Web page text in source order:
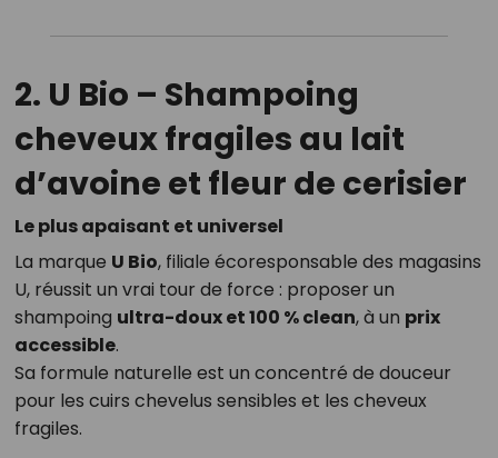
2. U Bio – Shampoing
cheveux fragiles au lait
d’avoine et fleur de cerisier
Le plus apaisant et universel
La marque U Bio, filiale écoresponsable des magasins
U, réussit un vrai tour de force : proposer un
shampoing ultra-doux et 100 % clean, à un prix
accessible.
Sa formule naturelle est un concentré de douceur
pour les cuirs chevelus sensibles et les cheveux
fragiles.